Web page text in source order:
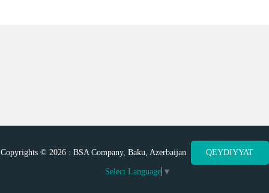
Copyrights © 2026 : BSA Company, Baku, Azerbaijan QEYDIYYAT
Select Language ▼